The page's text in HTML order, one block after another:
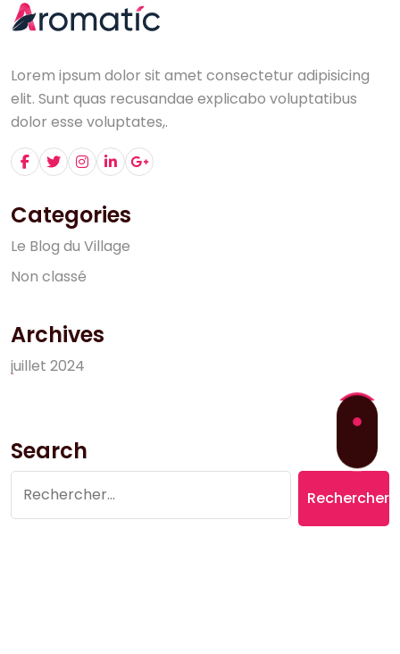
Lorem ipsum dolor sit amet consectetur adipisicing
elit. Sunt quas recusandae explicabo voluptatibus
dolor esse voluptates,.
Categories
Le Blog du Village
Non classé
Archives
juillet 2024
Search